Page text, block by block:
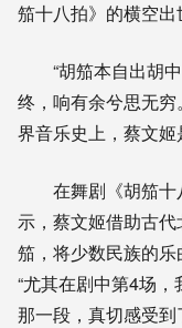
笳十八拍》的横空出
“胡笳本自出胡中
终，响有余兮思无
界音乐史上，蔡文姬
在舞剧《胡笳十
示，蔡文姬借助古
笳，将少数民族的乐
“尤其在剧中第4场
那一段，真切感受到